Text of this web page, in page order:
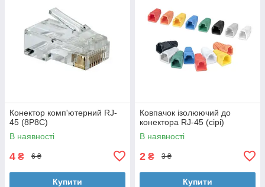
Конектор комп'ютерний RJ-
45 (8P8C)
В наявності
4 ₴ 6 ₴
Купити
Ковпачок ізолюючий до
конектора RJ-45 (сірі)
В наявності
2 ₴ 3 ₴
Купити